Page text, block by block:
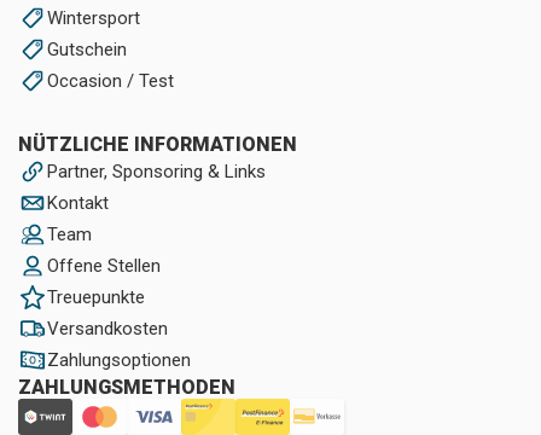
Wintersport
Gutschein
Occasion / Test
NÜTZLICHE INFORMATIONEN
Partner, Sponsoring & Links
Kontakt
Team
Offene Stellen
Treuepunkte
Versandkosten
Zahlungsoptionen
ZAHLUNGSMETHODEN